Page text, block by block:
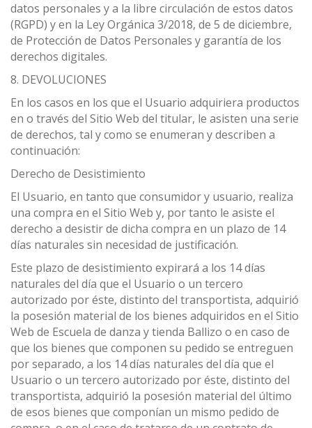
datos personales y a la libre circulación de estos datos
(RGPD) y en la Ley Orgánica 3/2018, de 5 de diciembre,
de Protección de Datos Personales y garantía de los
derechos digitales.
8. DEVOLUCIONES
En los casos en los que el Usuario adquiriera productos
en o través del Sitio Web del titular, le asisten una serie
de derechos, tal y como se enumeran y describen a
continuación:
Derecho de Desistimiento
El Usuario, en tanto que consumidor y usuario, realiza
una compra en el Sitio Web y, por tanto le asiste el
derecho a desistir de dicha compra en un plazo de 14
días naturales sin necesidad de justificación.
Este plazo de desistimiento expirará a los 14 días
naturales del día que el Usuario o un tercero
autorizado por éste, distinto del transportista, adquirió
la posesión material de los bienes adquiridos en el Sitio
Web de Escuela de danza y tienda Ballizo o en caso de
que los bienes que componen su pedido se entreguen
por separado, a los 14 días naturales del día que el
Usuario o un tercero autorizado por éste, distinto del
transportista, adquirió la posesión material del último
de esos bienes que componían un mismo pedido de